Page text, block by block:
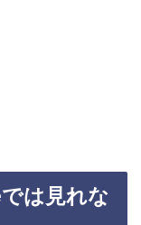
は見れな